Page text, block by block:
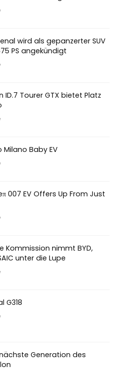
wird als gepanzerter SUV
PS angekündigt
ID.7 Tourer GTX bietet Platz
Milano Baby EV
007 EV Offers Up From Just
Kommission nimmt BYD,
unter die Lupe
G318
Generation des